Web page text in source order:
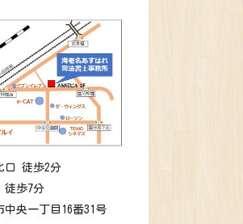
口 徒歩2分
徒歩7分
中央一丁目16番31号